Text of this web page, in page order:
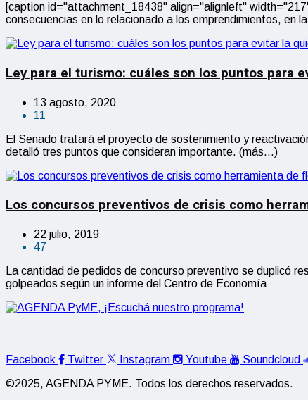
[caption id="attachment_18438" align="alignleft"
consecuencias en lo relacionado a los emprendimientos, en
Ley para el turismo: cuáles son los puntos para
13 agosto, 2020
11
El Senado tratará el proyecto de sostenimiento y
detalló tres puntos que consideran importante. (más…)
Los concursos preventivos de crisis como
22 julio, 2019
47
La cantidad de pedidos de concurso preventivo se duplicó
golpeados según un informe del Centro de Economía
Facebook Twitter Instagram Youtube
Soundcloud
©2025, AGENDA PYME. Todos los derechos reservados.